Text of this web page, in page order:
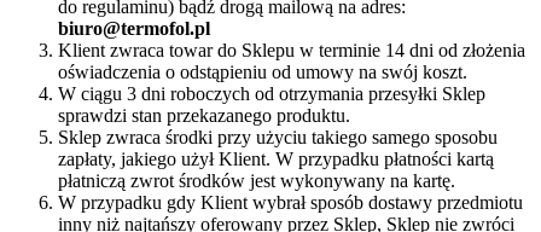
do regulaminu) bądź drogą mailową na adres:
biuro@termofol.pl
Klient zwraca towar do Sklepu w terminie 14 dni od złożenia
oświadczenia o odstąpieniu od umowy na swój koszt.
W ciągu 3 dni roboczych od otrzymania przesyłki Sklep
sprawdzi stan przekazanego produktu.
Sklep zwraca środki przy użyciu takiego samego sposobu
zapłaty, jakiego użył Klient. W przypadku płatności kartą
płatniczą zwrot środków jest wykonywany na kartę.
W przypadku gdy Klient wybrał sposób dostawy przedmiotu
inny niż najtańszy oferowany przez Sklep, Sklep nie zwróci